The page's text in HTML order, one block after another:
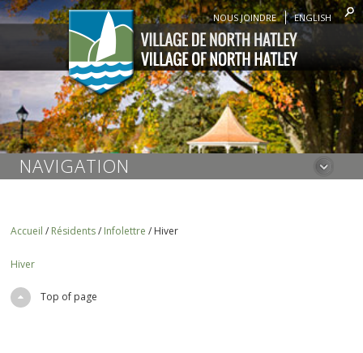
NOUS JOINDRE ENGLISH
NAVIGATION
Accueil / Résidents/ Infolettre / Hiver
Hiver
Top of page